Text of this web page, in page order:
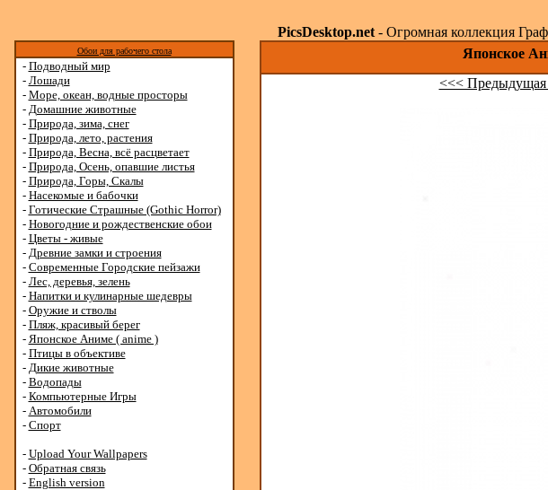
PicsDesktop.net- Огромная коллекция
Обои для рабочего стола
- Подводный мир
- Лошади
- Море, океан, водные просторы
- Домашние животные
- Природа, зима, снег
- Природа, лето, растения
- Природа, Весна, всё расцветает
- Природа, Осень, опавшие листья
- Природа, Горы, Скалы
- Насекомые и бабочки
- Готические Страшные (Gothic Horror)
- Новогодние и рождественские обои
- Цветы - живые
- Древние замки и строения
- Современные Городские пейзажи
- Лес, деревья, зелень
- Напитки и кулинарные шедевры
- Оружие и стволы
- Пляж, красивый берег
- Японское Аниме ( anime )
- Птицы в объективе
- Дикие животные
- Водопады
- Компьютерные Игры
- Автомобили
- Спорт
- Upload Your Wallpapers
- Обратная связь
- English version
Японское
<<< Предыдущая